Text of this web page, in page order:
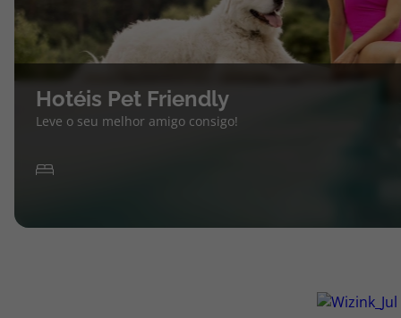
Hotéis Pet Friendly
Leve o seu melhor amigo consigo!